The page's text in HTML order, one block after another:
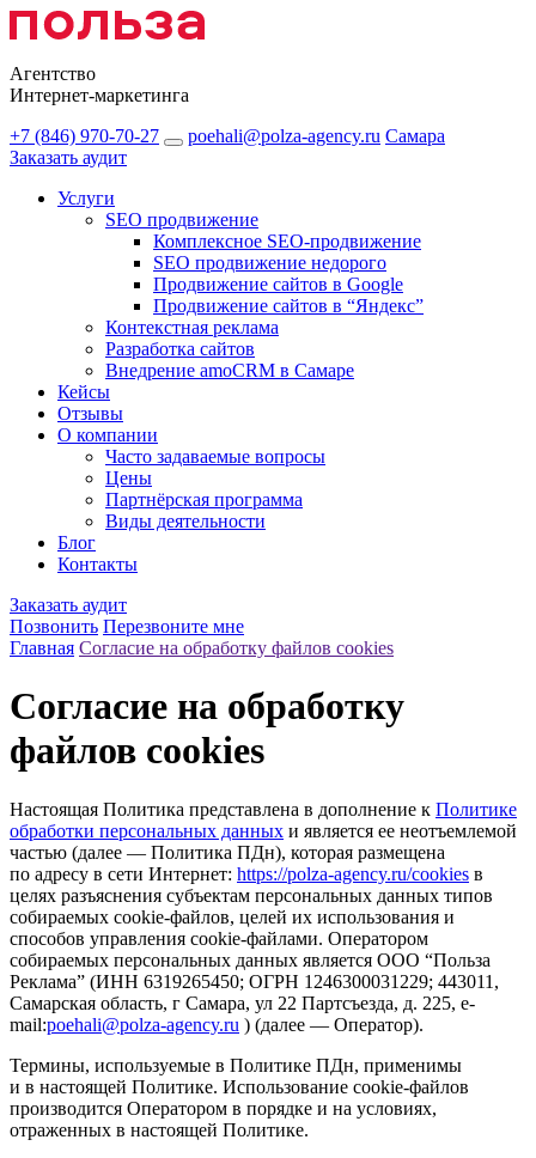
Агентство
Интернет-маркетинга
+7 (846) 970-70-27
poehali@polza-agency.ru Самара
Заказать аудит
Услуги
SEO продвижение
Комплексное SEO-продвижение
SEO продвижение недорого
Продвижение сайтов в Google
Продвижение сайтов в “Яндекс”
Контекстная реклама
Разработка сайтов
Внедрение amoCRM в Самаре
Кейсы
Отзывы
О компании
Часто задаваемые вопросы
Цены
Партнёрская программа
Виды деятельности
Блог
Контакты
Заказать аудит
Позвонить Перезвоните мне
Главная Согласие на обработку файлов cookies
Согласие на обработку
файлов cookies
Настоящая Политика представлена в дополнение к Политике
обработки персональных данных и является ее неотъемлемой
частью (далее — Политика ПДн), которая размещена
по адресу в сети Интернет: https://polza-agency.ru/cookies в
целях разъяснения субъектам персональных данных типов
собираемых cookie-файлов, целей их использования и
способов управления cookie-файлами. Оператором
собираемых персональных данных является ООО “Польза
Реклама” (ИНН 6319265450; ОГРН 1246300031229; 443011,
Самарская область, г Самара, ул 22 Партсъезда, д. 225, e-
mail:poehali@polza-agency.ru ) (далее — Оператор).
Термины, используемые в Политике ПДн, применимы
и в настоящей Политике. Использование сookie-файлов
производится Оператором в порядке и на условиях,
отраженных в настоящей Политике.